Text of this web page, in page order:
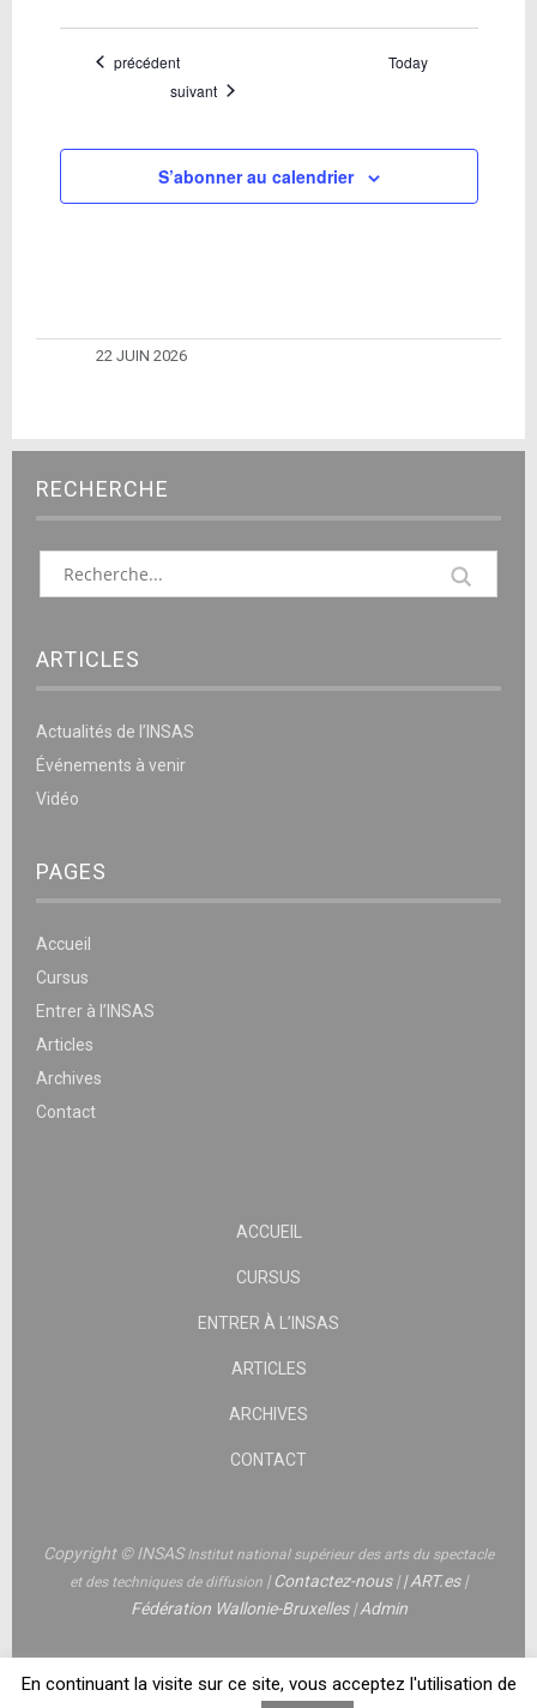
Évènements
précédent
Today
Évènements
suivant
S’abonner au calendrier
22 JUIN 2026
RECHERCHE
ARTICLES
Actualités de l’INSAS
Événements à venir
Vidéo
PAGES
Accueil
Cursus
Entrer à l’INSAS
Articles
Archives
Contact
ACCUEIL
CURSUS
ENTRER À L’INSAS
ARTICLES
ARCHIVES
CONTACT
Copyright © INSASInstitut national supérieur des arts du spectacle
et des techniques de diffusion |Contactez-nous||ART.es|
Fédération Wallonie-Bruxelles|Admin
En continuant la visite sur ce site, vous acceptez l'utilisation de